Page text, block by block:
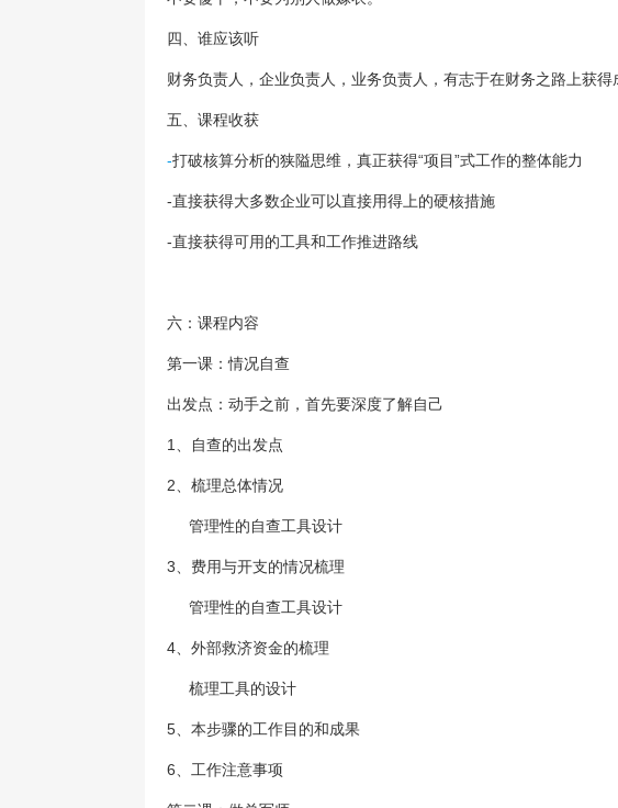
四、谁应该听
财务负责人，企业负责人，业务负责人，有志于在财务之路上获得
五、课程收获
-打破核算分析的狭隘思维，真正获得“项目”式工作的整体能力
-直接获得大多数企业可以直接用得上的硬核措施
-直接获得可用的工具和工作推进路线
六：课程内容
第一课：情况自查
出发点：动手之前，首先要深度了解自己
1 、自查的出发点
2 、梳理总体情况
管理性的自查工具设计
3 、费用与开支的情况梳理
管理性的自查工具设计
4 、外部救济资金的梳理
梳理工具的设计
5 、本步骤的工作目的和成果
6 、工作注意事项